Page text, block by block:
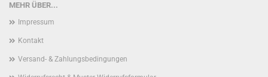
MEHR ÜBER...
Impressum
Kontakt
Versand- & Zahlungsbedingungen